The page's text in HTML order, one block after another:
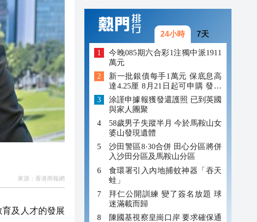
來源： 香港商報網
及人才的發展
24小時 7天
今晚085期六合彩1注獨中派1911
萬元
新一批銀債每手1萬元 保底息高
達4.25厘 8月21日起可申購 發行
金額最多550億
涂謹申據報獲發還護照 已到英國
與家人團聚
58歲男子失蹤半月 今於馬鞍山女
婆山發現遺體
沙田警區8·30合併 田心分區將併
入沙田分區及馬鞍山分區
食環署引入內地捕蚊神器「吞天
蛙」
拜仁公開訓練 變了簽名放題 球
迷滿載而歸
陳國基視察皇崗口岸 要求確保通